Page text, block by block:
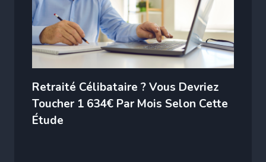
Retraité Célibataire ? Vous Devriez
Toucher 1 634€ Par Mois Selon Cette
Étude